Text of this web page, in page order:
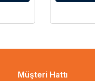
Müşteri Hattı